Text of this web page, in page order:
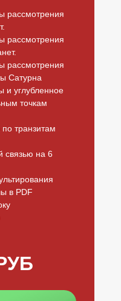
рассмотрения
рассмотрения
рассмотрения
Сатурна
и углубленное
точкам
транзитам
связью на 6
в PDF